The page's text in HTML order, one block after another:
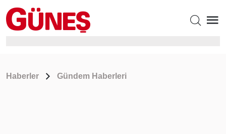
Haberler Gündem Haberleri